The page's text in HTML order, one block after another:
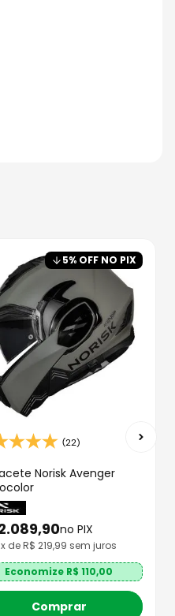
5% OFF NO PIX
(22)
Norisk Avenger
.089,90no PIX
x de R$ 219,99 sem juros
Economize R$110,00
Comprar